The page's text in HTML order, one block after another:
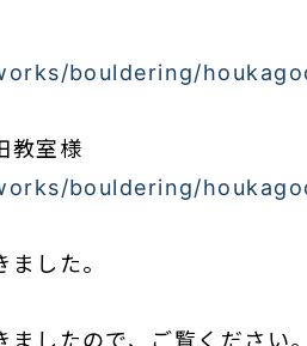
bouldering/
教室様
bouldering/
した。
したので、ご覧ください。